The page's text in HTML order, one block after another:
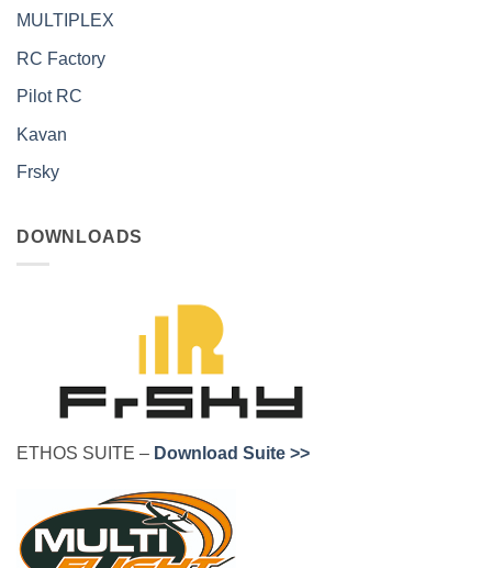
MULTIPLEX
RC Factory
Pilot RC
Kavan
Frsky
DOWNLOADS
ETHOS SUITE – Download Suite >>